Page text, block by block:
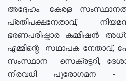
അദ്ദേഹം. കേരള
പ്രതിപക്ഷനേതാവ്,
ഭരണപരിഷ്കാര കമ്മീഷൻ
എമ്മിന്റെ സഥാപക നേതാവ്,
സംസ്ഥാന സെക്രട്ടറി,
നിരവധി പുരോഗമന